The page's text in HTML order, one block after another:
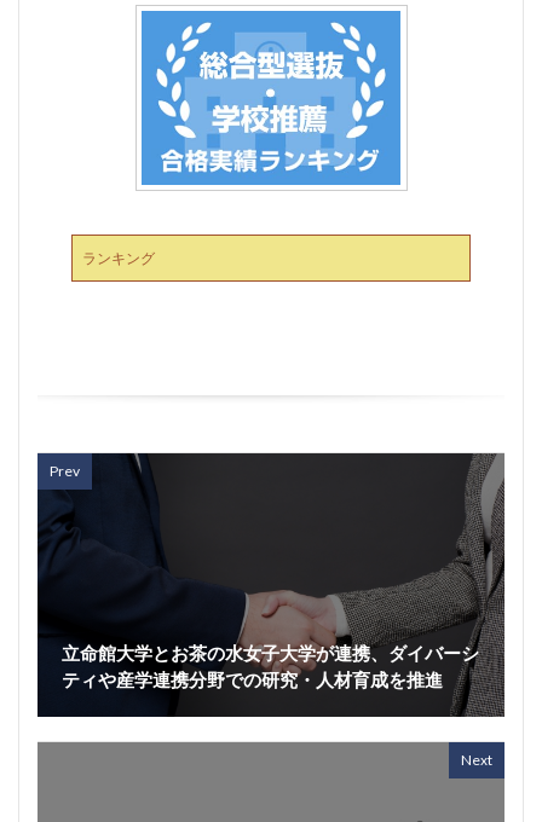
ランキング
Prev
立命館大学とお茶の水女子大学が連携、ダイバーシ
ティや産学連携分野での研究・人材育成を推進
Next